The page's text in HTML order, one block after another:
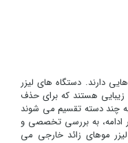
دارند. دستگاه های لیزر
زیبایی هستند که برای حذف
چند دسته تقسیم می شوند
ادامه، به بررسی تخصصی و
موهای زائد خارجی می